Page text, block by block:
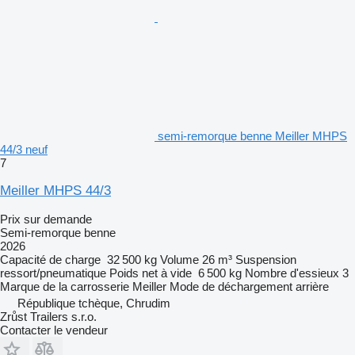
semi-remorque benne Meiller MHPS
44/3 neuf
7
Meiller MHPS 44/3
Prix sur demande
Semi-remorque benne
2026
Capacité de charge 32 500 kg Volume 26 m³ Suspension
ressort/pneumatique Poids net à vide 6 500 kg Nombre d'essieux 3
Marque de la carrosserie Meiller Mode de déchargement arrière
République tchèque, Chrudim
Zrůst Trailers s.r.o.
Contacter le vendeur